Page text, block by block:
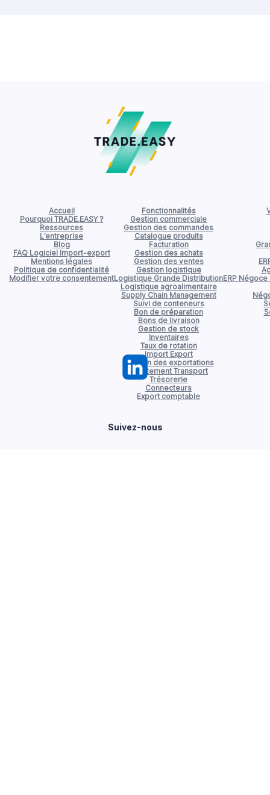
Accueil
Pourquoi TRADE.EASY ?
Ressources
L’entreprise
Blog
FAQ Logiciel Import-export
Mentions légales
Politique de confidentialité
Modifier votre consentement
Fonctionnalités
Gestion commerciale
Gestion des commandes
Catalogue produits
Facturation
Gestion des achats
Gestion des ventes
Gestion logistique
Logistique Grande Distribution
Logistique agroalimentaire
Supply Chain Management
Suivi de conteneurs
Bon de préparation
Bons de livraison
Gestion de stock
Inventaires
Taux de rotation
Import Export
Gestion des exportations
Affrètement Transport
Trésorerie
Connecteurs
Export comptable
ERP
Suivez-nous